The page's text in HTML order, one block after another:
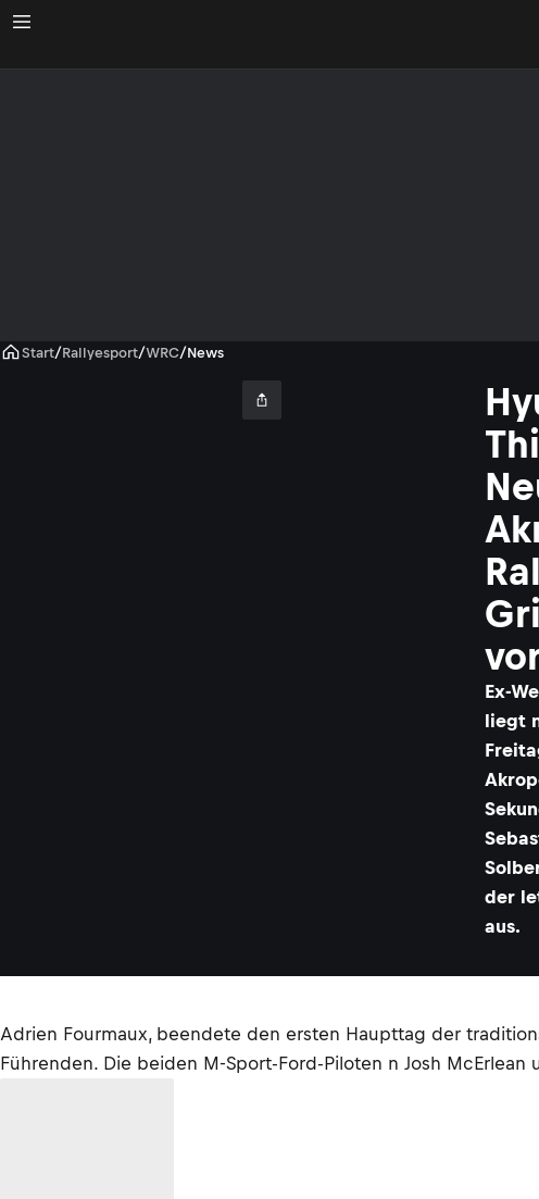
Start/Rallyesport/WRC/News
Ex-
liegt
der
aus.
Adrien Fourmaux, beendete den ersten Haupttag der
Führenden. Die beiden M-Sport-Ford-Piloten n Josh